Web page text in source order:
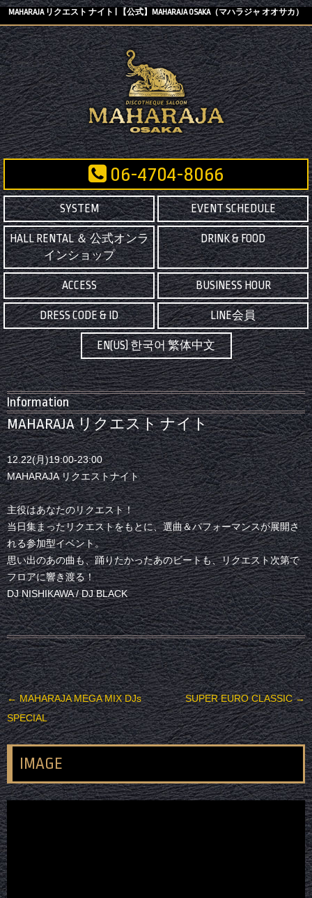
MAHARAJA リクエスト ナイト | 【公式】MAHARAJA OSAKA（マハラジャ オオサカ）
06-4704-8066
SYSTEM EVENT SCHEDULE
HALL RENTAL ＆ 公式オンラ
インショップ
DRINK & FOOD
ACCESS BUSINESS HOUR
DRESS CODE & ID LINE会員
EN(US) 한국어 繁体中文
Information
MAHARAJA リクエスト ナイト
12.22(月)19:00-23:00
MAHARAJA リクエストナイト
主役はあなたのリクエスト！
当日集まったリクエストをもとに、選曲＆パフォーマンスが展開さ
れる参加型イベント。
思い出のあの曲も、踊りたかったあのビートも、リクエスト次第で
フロアに響き渡る！
DJ NISHIKAWA / DJ BLACK
投稿ナビゲーション
←MAHARAJA MEGA MIX DJs
SPECIAL
SUPER EURO CLASSIC→
IMAGE